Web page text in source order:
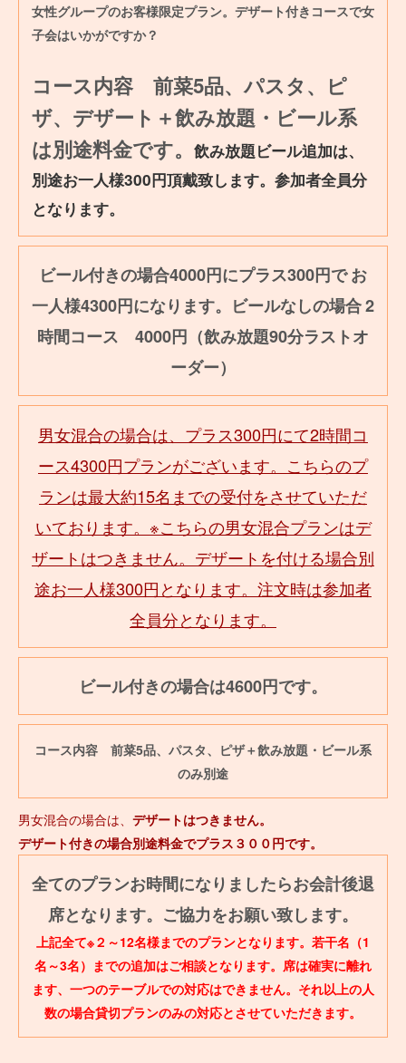
女性グループのお客様限定プラン。デザート付きコースで女
子会はいかがですか？
コース内容 前菜5品、パスタ、ピ
ザ、デザート＋飲み放題・ビール系
は別途料金です。 飲み放題ビール追加は、
別途お一人様300円頂戴致します。参加者全員分
となります。
ビール付きの場合4000円にプラス300円でお
一人様4300円になります。ビールなしの場合2
時間コース 4000円（飲み放題90分ラストオ
ーダー）
男女混合の場合は、プラス300円にて2時間コ
ース4300円プランがございます。こちらのプ
ランは最大約15名までの受付をさせていただ
いております。※こちらの男女混合プランはデ
ザートはつきません。デザートを付ける場合別
途お一人様300円となります。注文時は参加者
全員分となります。
ビール付きの場合は4600円です。
コース内容 前菜5品、パスタ、ピザ＋飲み放題・ビール系
のみ別途
男女混合の場合は、 デザートはつきません。
デザート付きの場合別途料金でプラス３００円です。
全てのプランお時間になりましたらお会計後退
席となります。ご協力をお願い致します。
上記全て※２～12名様までのプランとなります。若干名（1
名～3名）までの追加はご相談となります。席は確実に離れ
ます、一つのテーブルでの対応はできません。それ以上の人
数の場合貸切プランのみの対応とさせていただきます。